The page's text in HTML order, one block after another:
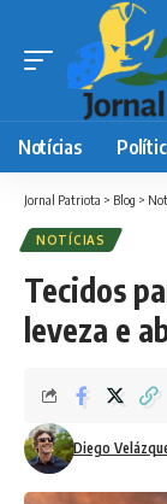
Notícias
Jornal Patriota > Blog >
NOTÍCIAS
Tecidos
leveza e
Diego